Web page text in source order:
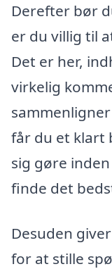
Derefter bør
er du villig til
Det er her,
virkelig
får du et klart
sig gøre
finde det
Desuden
for at stille